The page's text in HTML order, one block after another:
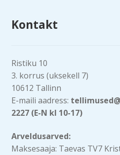
Kontakt
Ristiku 10
3. korrus (uksekell 7)
10612 Tallinn
E-maili aadress:
2227 (E-N kl 10-17)
Arveldusarved:
Maksesaaja: Taevas TV7